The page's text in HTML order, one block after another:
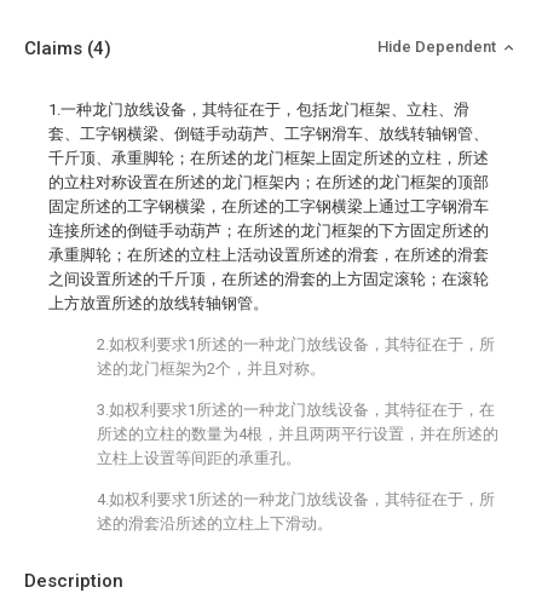
Description
Claims (4) Hide Dependent
1.一种龙门放线设备，其特征在于，包括龙门框架、立柱、滑
套、工字钢横梁、倒链手动葫芦、工字钢滑车、放线转轴钢管、
千斤顶、承重脚轮；在所述的龙门框架上固定所述的立柱，所述
的立柱对称设置在所述的龙门框架内；在所述的龙门框架的顶部
固定所述的工字钢横梁，在所述的工字钢横梁上通过工字钢滑车
连接所述的倒链手动葫芦；在所述的龙门框架的下方固定所述的
承重脚轮；在所述的立柱上活动设置所述的滑套，在所述的滑套
之间设置所述的千斤顶，在所述的滑套的上方固定滚轮；在滚轮
上方放置所述的放线转轴钢管。
2.如权利要求1所述的一种龙门放线设备，其特征在于，所
述的龙门框架为2个，并且对称。
3.如权利要求1所述的一种龙门放线设备，其特征在于，在
所述的立柱的数量为4根，并且两两平行设置，并在所述的
立柱上设置等间距的承重孔。
4.如权利要求1所述的一种龙门放线设备，其特征在于，所
述的滑套沿所述的立柱上下滑动。